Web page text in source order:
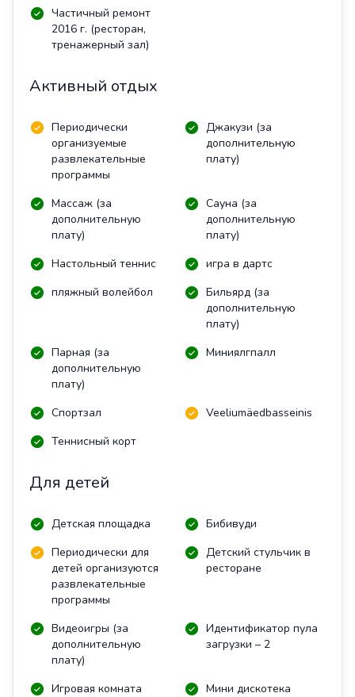
Частичный ремонт
2016 г. (ресторан,
тренажерный зал)
Активный отдых
Периодически
организуемые
развлекательные
программы
Джакузи (за
дополнительную
плату)
Массаж (за
дополнительную
плату)
Сауна (за
дополнительную
плату)
Настольный теннис
игра в дартс
пляжный волейбол
Бильярд (за
дополнительную
плату)
Парная (за
дополнительную
плату)
Миниялгпалл
Спортзал
Veeliumäedbasseinis
Теннисный корт
Для детей
Детская площадка
Бибивуди
Периодически для
детей организуются
развлекательные
программы
Детский стульчик в
ресторане
Видеоигры (за
дополнительную
плату)
Идентификатор пула
загрузки – 2
Игровая комната
Мини дискотека